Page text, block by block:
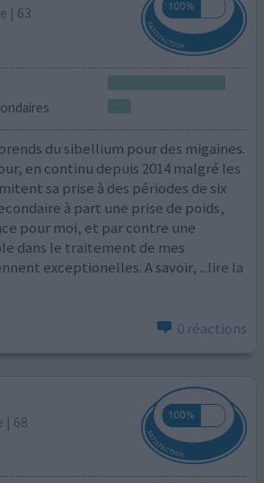
| 63
du sibellium pour des migaines.
en continu depuis 2014 malgré les
sa prise à des périodes de six
à part une prise de poids,
pour moi, et par contre une
dans le traitement de mes
exceptionelles. A savoir, ...lire la
0 réactions
| 68